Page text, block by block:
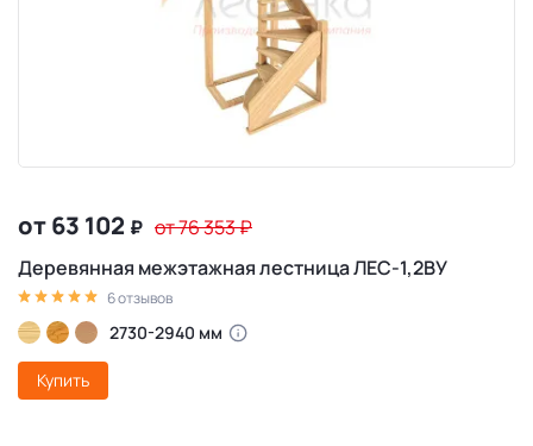
от 63 102 ₽ от 76 353₽
Деревянная межэтажная лестница ЛЕС-1,2ВУ
6 отзывов
2730-2940 мм
Купить